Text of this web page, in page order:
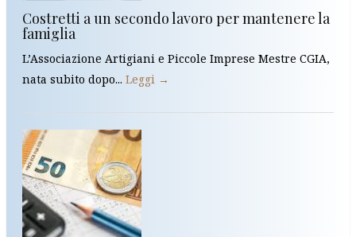
Costretti a un secondo lavoro per mantenere la
famiglia
L’Associazione Artigiani e Piccole Imprese Mestre CGIA,
nata subito dopo... Leggi →